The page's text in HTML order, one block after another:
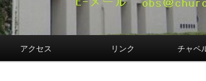
アクセス リンク チャペ